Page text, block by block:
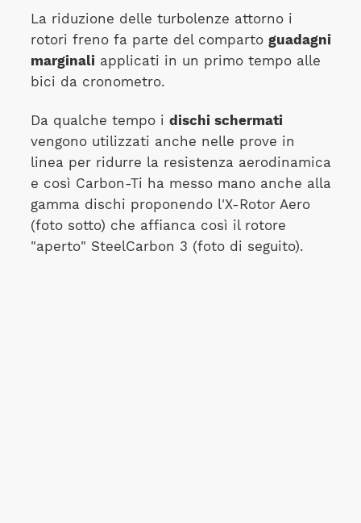
La riduzione delle turbolenze attorno i
rotori freno fa parte del comparto guadagni
marginaliapplicati in un primo tempo alle
bici da cronometro.
Da qualche tempo i dischi schermati
vengono utilizzati anche nelle prove in
linea per ridurre la resistenza aerodinamica
e così Carbon-Ti ha messo mano anche alla
gamma dischi proponendo l'X-Rotor Aero
(foto sotto) che affianca così il rotore
"aperto" SteelCarbon 3 (foto di seguito).